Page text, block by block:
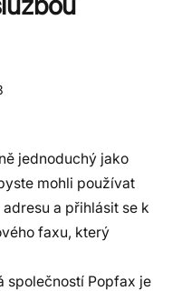
jednoduchý jako
mohli používat
a přihlásit se k
faxu, který
společností Popfax je